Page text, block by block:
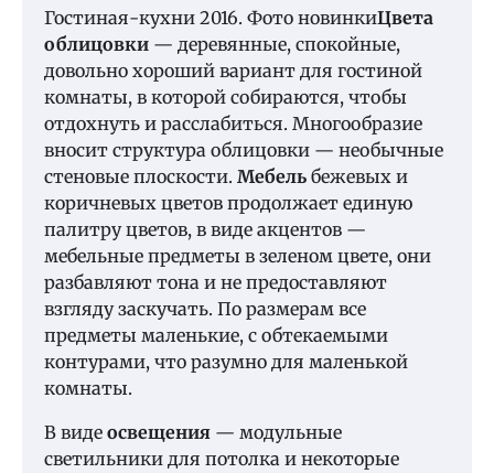
Гостиная-кухни 2016. Фото новинкиЦвета
облицовки — деревянные, спокойные,
довольно хороший вариант для гостиной
комнаты, в которой собираются, чтобы
отдохнуть и расслабиться. Многообразие
вносит структура облицовки — необычные
стеновые плоскости. Мебель бежевых и
коричневых цветов продолжает единую
палитру цветов, в виде акцентов —
мебельные предметы в зеленом цвете, они
разбавляют тона и не предоставляют
взгляду заскучать. По размерам все
предметы маленькие, с обтекаемыми
контурами, что разумно для маленькой
комнаты.
В виде освещения — модульные
светильники для потолка и некоторые